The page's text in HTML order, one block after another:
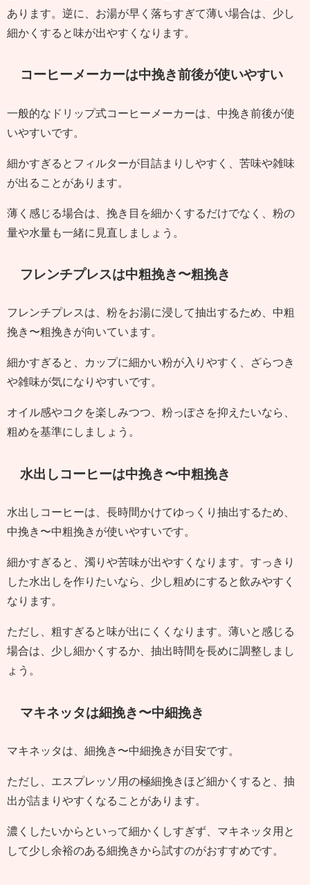
あります。逆に、お湯が早く落ちすぎて薄い場合は、少し
細かくすると味が出やすくなります。
コーヒーメーカーは中挽き前後が使いやすい
一般的なドリップ式コーヒーメーカーは、中挽き前後が使
いやすいです。
細かすぎるとフィルターが目詰まりしやすく、苦味や雑味
が出ることがあります。
薄く感じる場合は、挽き目を細かくするだけでなく、粉の
量や水量も一緒に見直しましょう。
フレンチプレスは中粗挽き〜粗挽き
フレンチプレスは、粉をお湯に浸して抽出するため、中粗
挽き〜粗挽きが向いています。
細かすぎると、カップに細かい粉が入りやすく、ざらつき
や雑味が気になりやすいです。
オイル感やコクを楽しみつつ、粉っぽさを抑えたいなら、
粗めを基準にしましょう。
水出しコーヒーは中挽き〜中粗挽き
水出しコーヒーは、長時間かけてゆっくり抽出するため、
中挽き〜中粗挽きが使いやすいです。
細かすぎると、濁りや苦味が出やすくなります。すっきり
した水出しを作りたいなら、少し粗めにすると飲みやすく
なります。
ただし、粗すぎると味が出にくくなります。薄いと感じる
場合は、少し細かくするか、抽出時間を長めに調整しまし
ょう。
マキネッタは細挽き〜中細挽き
マキネッタは、細挽き〜中細挽きが目安です。
ただし、エスプレッソ用の極細挽きほど細かくすると、抽
出が詰まりやすくなることがあります。
濃くしたいからといって細かくしすぎず、マキネッタ用と
して少し余裕のある細挽きから試すのがおすすめです。